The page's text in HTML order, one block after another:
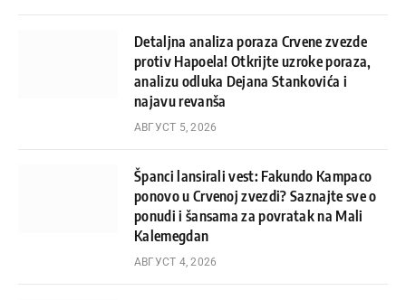
Detaljna analiza poraza Crvene zvezde
protiv Hapoela! Otkrijte uzroke poraza,
analizu odluka Dejana Stankovića i
najavu revanša
АВГУСТ 5, 2026
Španci lansirali vest: Fakundo Kampaco
ponovo u Crvenoj zvezdi? Saznajte sve o
ponudi i šansama za povratak na Mali
Kalemegdan
АВГУСТ 4, 2026